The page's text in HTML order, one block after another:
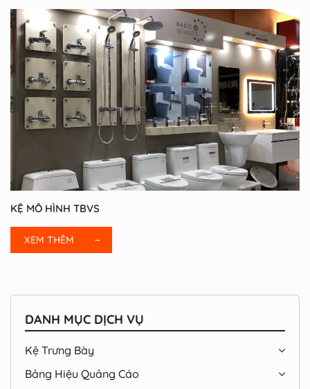
KỆ MÔ HÌNH TBVS
XEM THÊM
DANH MỤC DỊCH VỤ
Kệ Trưng Bày
Bảng Hiệu Quảng Cáo